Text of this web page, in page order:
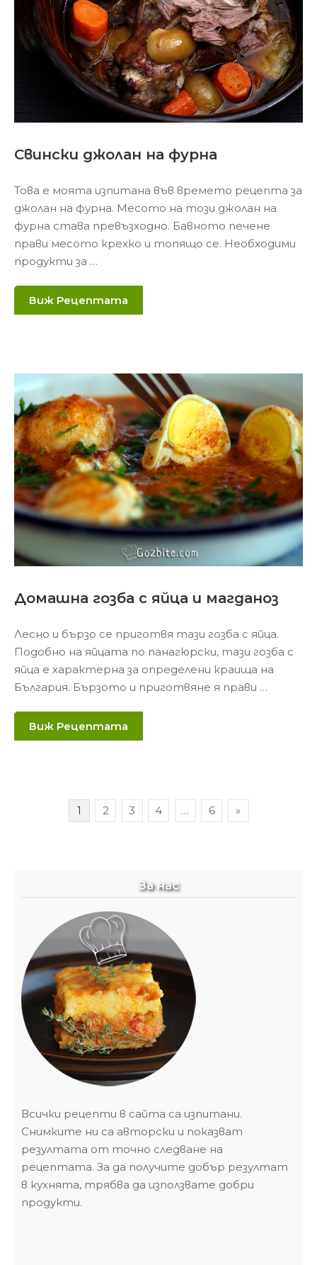
Свински джолан на фурна
Това е моята изпитана във времето рецепта за
джолан на фурна. Месото на този джолан на
фурна става превъзходно. Бавното печене
прави месото крехко и топящо се. Необходими
продукти за …
Виж Рецептата
Домашна гозба с яйца и магданоз
Лесно и бързо се приготвя тази гозба с яйца.
Подобно на яйцата по панагюрски, тази гозба с
яйца е характерна за определени краища на
България. Бързото и приготвяне я прави …
Виж Рецептата
Навигация
1 2 3 4 … 6 »
За нас
Всички рецепти в сайта са изпитани.
Снимките ни са авторски и показват
резултата от точно следване на
рецептата. За да получите добър резултат
в кухнята, трябва да използвате добри
продукти.